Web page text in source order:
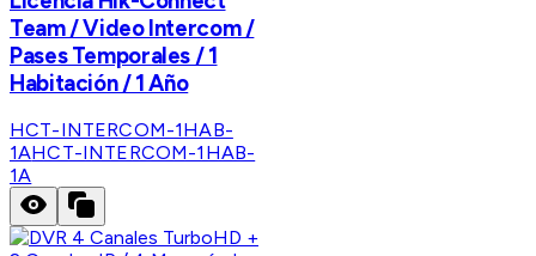
Team / Video Intercom /
Pases Temporales / 1
Habitación / 1 Año
HCT-INTERCOM-1HAB-
1AHCT-INTERCOM-1HAB-
1A